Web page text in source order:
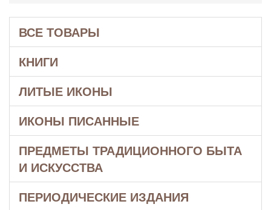
ВСЕ ТОВАРЫ
КНИГИ
ЛИТЫЕ ИКОНЫ
ИКОНЫ ПИСАННЫЕ
ПРЕДМЕТЫ ТРАДИЦИОННОГО БЫТА
И ИСКУССТВА
ПЕРИОДИЧЕСКИЕ ИЗДАНИЯ